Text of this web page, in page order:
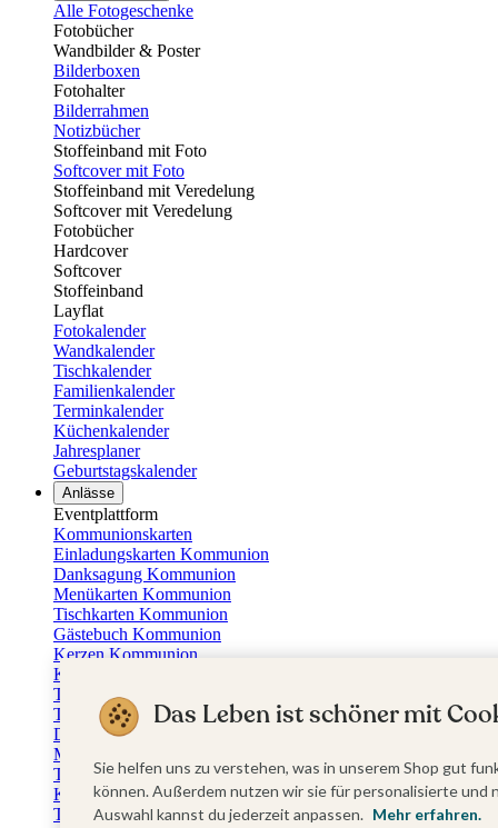
Alle Fotogeschenke
Fotobücher
Wandbilder & Poster
Bilderboxen
Fotohalter
Bilderrahmen
Notizbücher
Stoffeinband mit Foto
Softcover mit Foto
Stoffeinband mit Veredelung
Softcover mit Veredelung
Fotobücher
Hardcover
Softcover
Stoffeinband
Layflat
Fotokalender
Wandkalender
Tischkalender
Familienkalender
Terminkalender
Küchenkalender
Jahresplaner
Geburtstagskalender
Anlässe
Eventplattform
Kommunionskarten
Einladungskarten Kommunion
Danksagung Kommunion
Menükarten Kommunion
Tischkarten Kommunion
Gästebuch Kommunion
Kerzen Kommunion
Kartenbox Kommunion
Taufkarten
Taufeinladungen
Dankeskarten Taufe
Menükarten Taufe
Tischkarten Taufe
Kirchenheft Taufe
Taufkerzen
Das Leben ist schöner mit
Sie helfen uns zu verstehen, was in unserem Shop gut
können. Außerdem nutzen wir sie für personalisierte
Auswahl kannst du jederzeit anpassen. Mehr erfahren.